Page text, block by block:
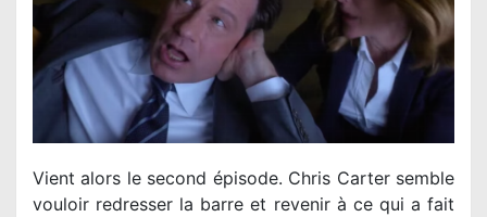
Vient alors le second épisode. Chris Carter semble
vouloir redresser la barre et revenir à ce qui a fait